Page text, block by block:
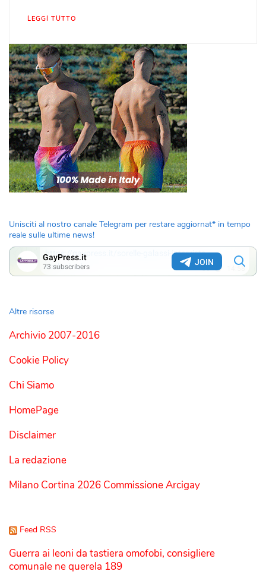
LEGGI TUTTO
Unisciti al nostro canale Telegram per restare aggiornat* in tempo
reale sulle ultime news!
Altre risorse
Archivio 2007-2016
Cookie Policy
Chi Siamo
HomePage
Disclaimer
La redazione
Milano Cortina 2026 Commissione Arcigay
Feed RSS
Guerra ai leoni da tastiera omofobi, consigliere
comunale ne querela 189